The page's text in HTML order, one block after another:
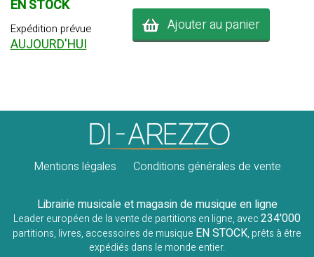
EN STOCK
Expédition prévue
AUJOURD'HUI
Ajouter au panier
Mentions légales Conditions générales de vente
Librairie musicale et magasin de musique en ligne
Leader européen de la vente de partitions en ligne, avec234'000
partitions, livres, accessoires de musique EN STOCK, prêts à être
expédiés dans le monde entier.